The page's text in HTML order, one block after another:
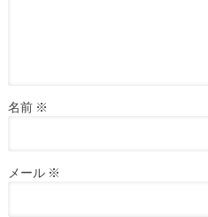
名前 ※
メール ※